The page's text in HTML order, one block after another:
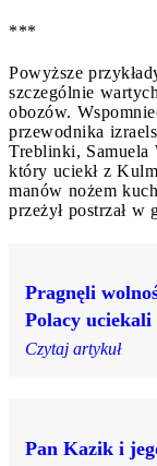
***
Powyższe
szczególnie
obozów.
przewodnika
Treblinki, Samuela
który uciekł z
manów nożem
przeżył postrzał w
Pragnęli
Polacy
Czytaj artykuł
Pan Kazik i